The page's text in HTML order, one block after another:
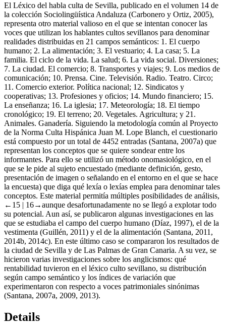
El Léxico del habla culta de Sevilla, publicado en el volumen 14 de
la colección Sociolingüística Andaluza (Carbonero y Ortiz, 2005),
representa otro material valioso en el que se intentan conocer las
voces que utilizan los hablantes cultos sevillanos para denominar
realidades distribuidas en 21 campos semánticos: 1. El cuerpo
humano; 2. La alimentación; 3. El vestuario; 4. La casa; 5. La
familia. El ciclo de la vida. La salud; 6. La vida social. Diversiones;
7. La ciudad. El comercio; 8. Transportes y viajes; 9. Los medios de
comunicación; 10. Prensa. Cine. Televisión. Radio. Teatro. Circo;
11. Comercio exterior. Política nacional; 12. Sindicatos y
cooperativas; 13. Profesiones y oficios; 14. Mundo financiero; 15.
La enseñanza; 16. La iglesia; 17. Meteorología; 18. El tiempo
cronológico; 19. El terreno; 20. Vegetales. Agricultura; y 21.
Animales. Ganadería. Siguiendo la metodología común al Proyecto
de la Norma Culta Hispánica Juan M. Lope Blanch, el cuestionario
está compuesto por un total de 4452 entradas (Santana, 2007a) que
representan los conceptos que se quiere sondear entre los
informantes. Para ello se utilizó un método onomasiológico, en el
que se le pide al sujeto encuestado (mediante definición, gesto,
presentación de imagen o señalando en el entorno en el que se hace
la encuesta) que diga qué lexía o lexías emplea para denominar tales
conceptos. Este material permitía múltiples posibilidades de análisis,
←15 | 16→aunque desafortunadamente no se llegó a explotar todo
su potencial. Aun así, se publicaron algunas investigaciones en las
que se estudiaba el campo del cuerpo humano (Díaz, 1997), el de la
vestimenta (Guillén, 2011) y el de la alimentación (Santana, 2011 ,
2014b, 2014c). En este último caso se compararon los resultados de
la ciudad de Sevilla y de Las Palmas de Gran Canaria. A su vez, se
hicieron varias investigaciones sobre los anglicismos: qué
rentabilidad tuvieron en el léxico culto sevillano, su distribución
según campo semántico y los índices de variación que
experimentaron con respecto a voces patrimoniales sinónimas
(Santana, 2007a, 2009, 2013).
Details